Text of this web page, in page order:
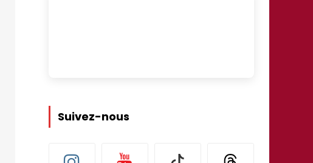
Suivez-nous